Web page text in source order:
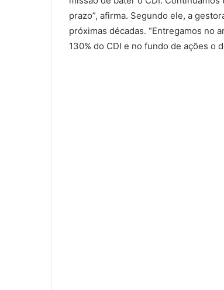
prazo”, afirma. Segundo ele, a
próximas décadas. “Entregamos no
130% do CDI e no fundo de ações o